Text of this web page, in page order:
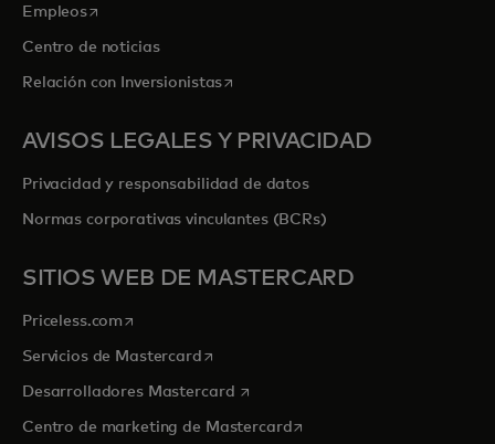
Empleosse abre en una pestaña nueva
Centro de noticias
Relación con Inversionistasse abre en una pestaña nueva
AVISOS LEGALES Y PRIVACIDAD
Privacidad y responsabilidad de datos
Normas corporativas vinculantes (BCRs)
SITIOS WEB DE MASTERCARD
Priceless.com se abre en una pestaña nueva
Servicios de Mastercardse abre en una pestaña nueva
Desarrolladores Mastercard se abre en una pestaña nueva
Centro de marketing de Mastercardse abre en una pestaña